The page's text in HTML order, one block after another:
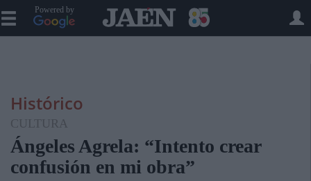
Powered by
Histórico
CULTURA
Ángeles Agrela: “Intento crear
confusión en mi obra”